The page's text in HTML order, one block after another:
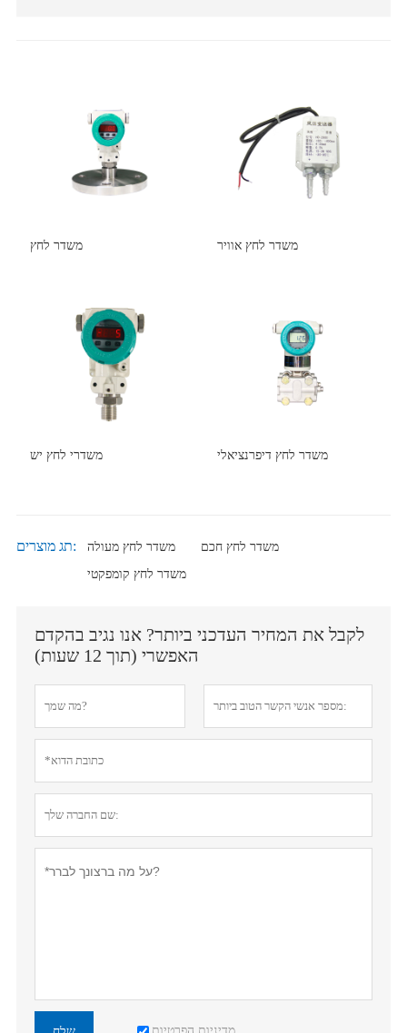
משדר לחץ משדר לחץ אוויר
משדרי לחץ יש משדר לחץ דיפרנציאלי
תג מוצרים: משדר לחץ מעולה
משדר לחץ חכם
משדר לחץ קומפקטי
לקבל את המחיר העדכני ביותר? אנו נגיב בהקדם
האפשרי (תוך 12 שעות)